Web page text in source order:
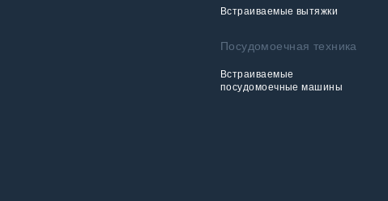
Встраиваемые вытяжки
Посудомоечная техника
Встраиваемые
посудомоечные машины